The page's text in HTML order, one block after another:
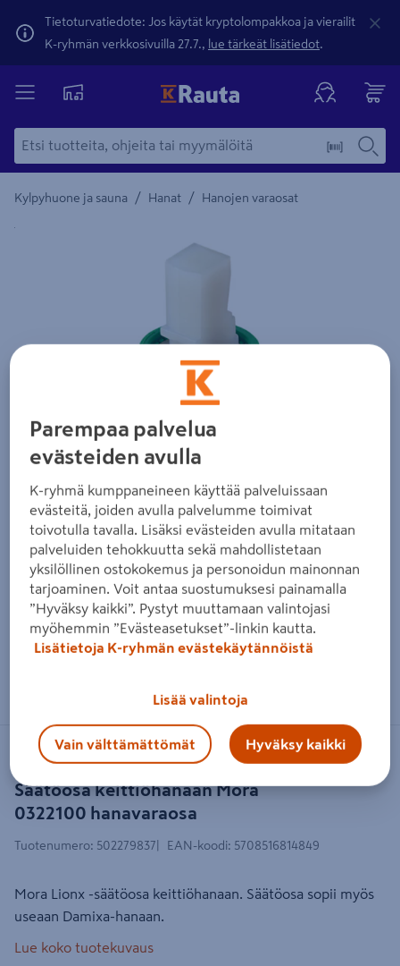
Tietoturvatiedote: Jos käytät kryptolompakkoa ja vierailit
K-ryhmän verkkosivuilla 27.7., lue tärkeät lisätiedot.
Kylpyhuone ja sauna / Hanat / Hanojen varaosat
Yksityiskohtainen kuvaus löytyy Tuotteen kuvaus -
Säätöosa keittiöhanaan Mora
0322100 hanavaraosa
MORA ARMATUR
Tuotenumero: 502279837 EAN-koodi: 5708516814849
Mora Lionx -säätöosa keittiöhanaan. Säätöosa sopii myös
useaan Damixa-hanaan.
Lue koko tuotekuvaus
Parempaa palvelua
evästeiden avulla
K-ryhmä kumppaneineen käyttää palveluissaan
evästeitä, joiden avulla palvelumme toimivat
toivotulla tavalla. Lisäksi evästeiden avulla mitataan
palveluiden tehokkuutta sekä mahdollistetaan
yksilöllinen ostokokemus ja personoidun mainonnan
tarjoaminen. Voit antaa suostumuksesi painamalla
”Hyväksy kaikki”. Pystyt muuttamaan valintojasi
myöhemmin ”Evästeasetukset”-linkin kautta.
Lisätietoja K-ryhmän evästekäytännöistä
Lisää valintoja
Vain välttämättömät Hyväksy kaikki